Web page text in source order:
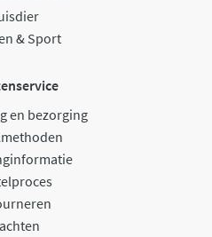
& Sport
en bezorging